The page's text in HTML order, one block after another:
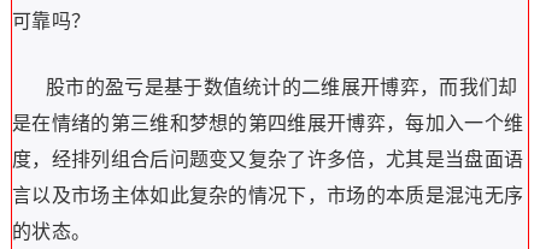
可靠吗？
股市的盈亏是基于数值统计的二维展开博弈，而我们却
是在情绪的第三维和梦想的第四维展开博弈，每加入一个维
度，经排列组合后问题变又复杂了许多倍，尤其是当盘面语
言以及市场主体如此复杂的情况下，市场的本质是混沌无序
的状态。